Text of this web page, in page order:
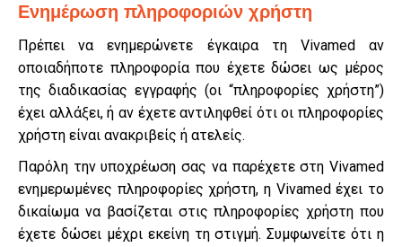
Ενημέρωση πληροφοριών χρήστη
Πρέπει να ενημερώνετε έγκαιρα τη Vivamed αν
οποιαδήποτε πληροφορία που έχετε δώσει ως μέρος
της διαδικασίας εγγραφής (οι “πληροφορίες χρήστη”)
έχει αλλάξει, ή αν έχετε αντιληφθεί ότι οι πληροφορίες
χρήστη είναι ανακριβείς ή ατελείς.
Παρόλη την υποχρέωση σας να παρέχετε στη Vivamed
ενημερωμένες πληροφορίες χρήστη, η Vivamed έχει το
δικαίωμα να βασίζεται στις πληροφορίες χρήστη που
έχετε δώσει μέχρι εκείνη τη στιγμή. Συμφωνείτε ότι η